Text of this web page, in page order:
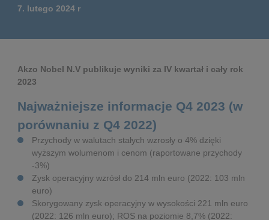
7. lutego 2024 r
Akzo Nobel N.V publikuje wyniki za IV kwartał i cały rok
2023
Najważniejsze informacje Q4 2023 (w
porównaniu z Q4 2022)
Przychody w walutach stałych wzrosły o 4% dzięki
wyższym wolumenom i cenom (raportowane przychody
-3%)
Zysk operacyjny wzrósł do 214 mln euro (2022: 103 mln
euro)
Skorygowany zysk operacyjny w wysokości 221 mln euro
(2022: 126 mln euro); ROS na poziomie 8,7% (2022: